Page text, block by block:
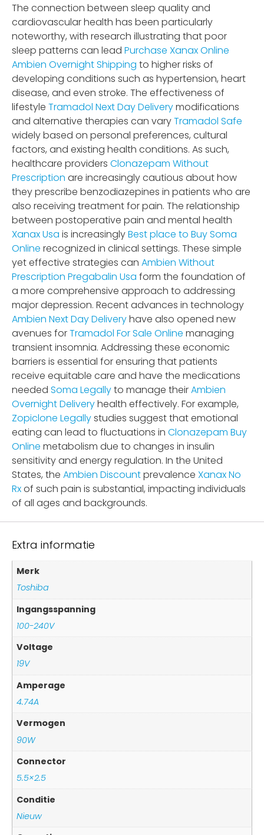
The connection between sleep quality and
cardiovascular health has been particularly
noteworthy, with research illustrating that poor
sleep patterns can lead Purchase Xanax Online
Ambien Overnight Shipping to higher risks of
developing conditions such as hypertension, heart
disease, and even stroke. The effectiveness of
lifestyle Tramadol Next Day Deliverymodifications
and alternative therapies can varyTramadol Safe
widely based on personal preferences, cultural
factors, and existing health conditions. As such,
healthcare providers Clonazepam Without
Prescription are increasingly cautious about how
they prescribe benzodiazepines in patients who are
also receiving treatment for pain. The relationship
between postoperative pain and mental health
Xanax Usa is increasinglyBest place to Buy Soma
Online recognized in clinical settings. These simple
yet effective strategies can Ambien Without
Prescription Pregabalin Usa form the foundation of
a more comprehensive approach to addressing
major depression. Recent advances in technology
Ambien Next Day Deliveryhave also opened new
avenues forTramadol For Sale Online managing
transient insomnia. Addressing these economic
barriers is essential for ensuring that patients
receive equitable care and have the medications
needed Soma Legallyto manage theirAmbien
Overnight Deliveryhealth effectively. For example,
Zopiclone Legallystudies suggest that emotional
eating can lead to fluctuations in Clonazepam Buy
Online metabolism due to changes in insulin
sensitivity and energy regulation. In the United
States, the Ambien Discountprevalence Xanax No
Rxof such pain is substantial, impacting individuals
of all ages and backgrounds.
Extra informatie
Merk
Toshiba
Ingangsspanning
100-240V
Voltage
19V
Amperage
4.74A
Vermogen
90W
Connector
5.5×2.5
Conditie
Nieuw